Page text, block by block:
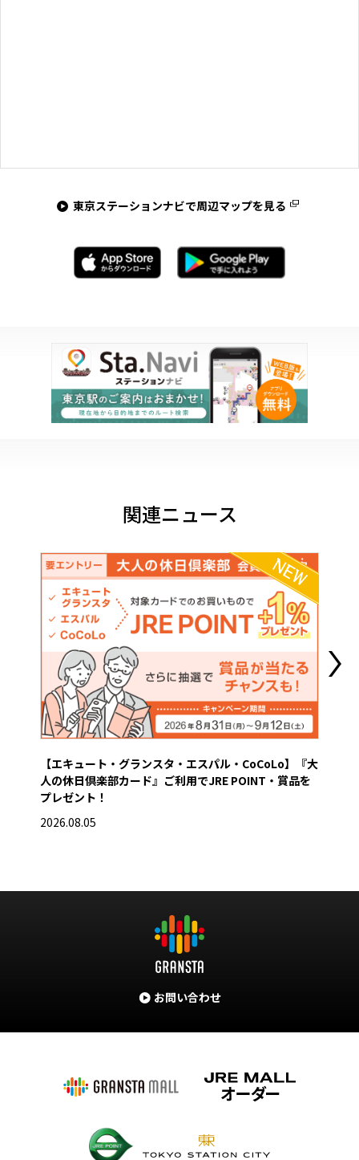
東京ステーションナビで周辺マップを見る
関連ニュース
【エキュート・グランスタ・エスパル・CoCoLo】『大
人の休日倶楽部カード』ご利用でJRE POINT・賞品を
プレゼント！
2026.08.05
お問い合わせ